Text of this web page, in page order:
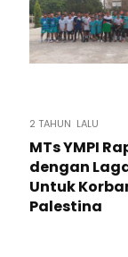
2 TAHUN LALU
MTs YMPI
dengan
Untuk
Palestina